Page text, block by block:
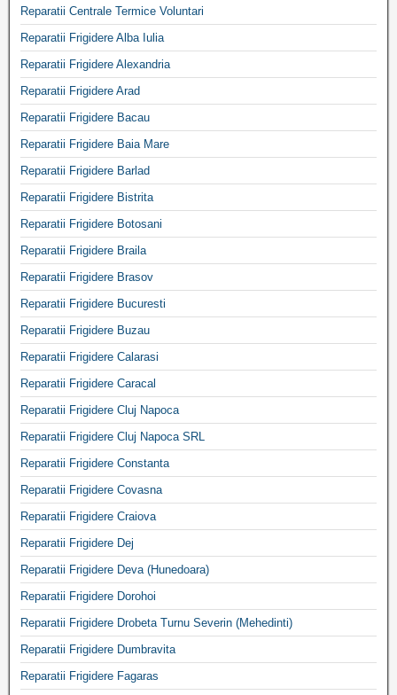
Reparatii Centrale Termice Voluntari
Reparatii Frigidere Alba Iulia
Reparatii Frigidere Alexandria
Reparatii Frigidere Arad
Reparatii Frigidere Bacau
Reparatii Frigidere Baia Mare
Reparatii Frigidere Barlad
Reparatii Frigidere Bistrita
Reparatii Frigidere Botosani
Reparatii Frigidere Braila
Reparatii Frigidere Brasov
Reparatii Frigidere Bucuresti
Reparatii Frigidere Buzau
Reparatii Frigidere Calarasi
Reparatii Frigidere Caracal
Reparatii Frigidere Cluj Napoca
Reparatii Frigidere Cluj Napoca SRL
Reparatii Frigidere Constanta
Reparatii Frigidere Covasna
Reparatii Frigidere Craiova
Reparatii Frigidere Dej
Reparatii Frigidere Deva (Hunedoara)
Reparatii Frigidere Dorohoi
Reparatii Frigidere Drobeta Turnu Severin (Mehedinti)
Reparatii Frigidere Dumbravita
Reparatii Frigidere Fagaras